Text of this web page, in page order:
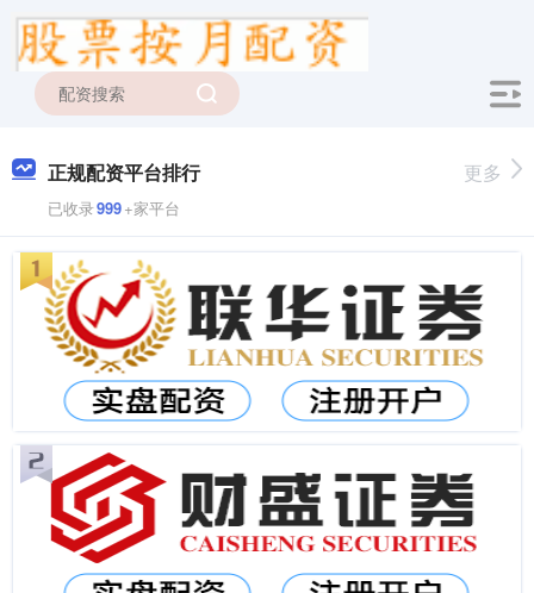
正规配资平台排行
已收录999+家平台
更多